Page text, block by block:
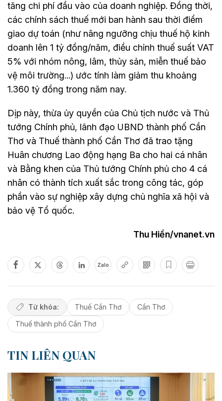
tăng chi phí đầu vào của doanh nghiệp. Đồng thời,
các chính sách thuế mới ban hành sau thời điểm
giao dự toán (như nâng ngưỡng chịu thuế hộ kinh
doanh lên 1 tỷ đồng/năm, điều chỉnh thuế suất VAT
5% với nhóm nông, lâm, thủy sản, miễn thuế bảo
vệ môi trường...) ước tính làm giảm thu khoảng
1.360 tỷ đồng trong năm nay.
Dịp này, thừa ủy quyền của Chủ tịch nước và Thủ
tướng Chính phủ, lãnh đạo UBND thành phố Cần
Thơ và Thuế thành phố Cần Thơ đã trao tặng
Huân chương Lao động hạng Ba cho hai cá nhân
và Bằng khen của Thủ tướng Chính phủ cho 4 cá
nhân có thành tích xuất sắc trong công tác, góp
phần vào sự nghiệp xây dựng chủ nghĩa xã hội và
bảo vệ Tổ quốc.
Thu Hiền/vnanet.vn
Zalo
Từ khóa: Thuế Cần Thơ
Cần Thơ
Thuế thành phố Cần Thơ
TIN LIÊN QUAN